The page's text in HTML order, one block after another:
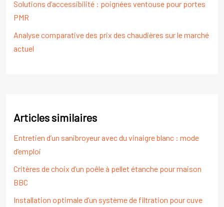
Solutions d’accessibilité : poignées ventouse pour portes
PMR
Analyse comparative des prix des chaudières sur le marché
actuel
Articles similaires
Entretien d’un sanibroyeur avec du vinaigre blanc : mode
d’emploi
Critères de choix d’un poêle à pellet étanche pour maison
BBC
Installation optimale d’un système de filtration pour cuve